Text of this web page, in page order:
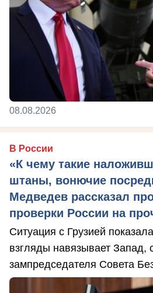
08.08.2026
В России
«К чему такие
штаны, вонючие
Медведев рассказал
проверки России на
Ситуация с Грузией
взгляды навязывает Запад,
зампредседателя Совета